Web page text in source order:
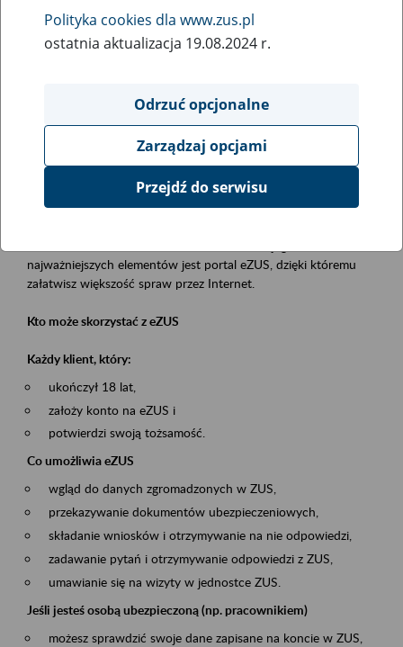
Rodzaj wydarzenia
Szkolenia
Obszar merytoryczny
obsługa klientów
Opis wydarzenia
Platforma Usług Elektronicznych eZUS
najważniejszych elementów jest portal eZUS, dzięki któremu
załatwisz większość spraw przez Internet.
Kto może skorzystać z eZUS
Każdy klient, który:
ukończył 18 lat,
założy konto na eZUS i
potwierdzi swoją tożsamość.
Co umożliwia eZUS
wgląd do danych zgromadzonych w ZUS,
przekazywanie dokumentów ubezpieczeniowych,
składanie wniosków i otrzymywanie na nie odpowiedzi,
zadawanie pytań i otrzymywanie odpowiedzi z ZUS,
umawianie się na wizyty w jednostce ZUS.
Jeśli jesteś osobą ubezpieczoną (np. pracownikiem)
możesz sprawdzić swoje dane zapisane na koncie w ZUS,
Polityka cookies dla www.zus.pl
ostatnia aktualizacja 19.08.2024 r.
Odrzuć opcjonalne
Zarządzaj opcjami
Przejdź do serwisu